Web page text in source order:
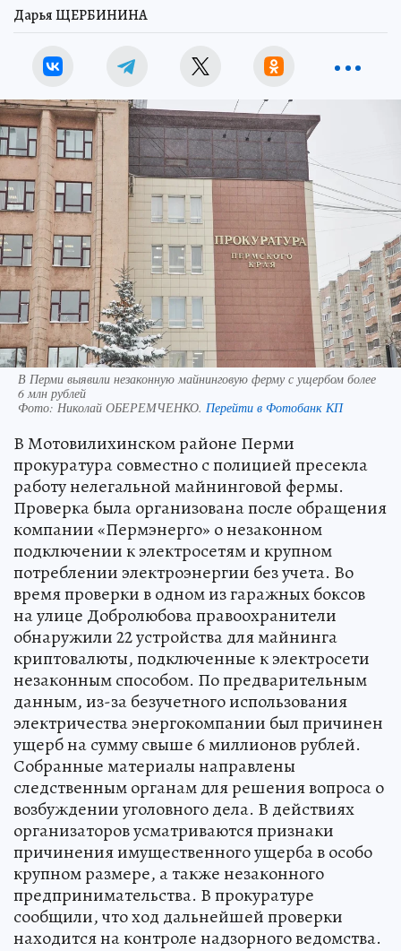
Дарья ЩЕРБИНИНА
В Перми выявили незаконную майнинговую ферму с ущербом более
6 млн рублей
Фото: Николай ОБЕРЕМЧЕНКО. Перейти в Фотобанк КП
В Мотовилихинском районе Перми
прокуратура совместно с полицией пресекла
работу нелегальной майнинговой фермы.
Проверка была организована после обращения
компании «Пермэнерго» о незаконном
подключении к электросетям и крупном
потреблении электроэнергии без учета. Во
время проверки в одном из гаражных боксов
на улице Добролюбова правоохранители
обнаружили 22 устройства для майнинга
криптовалюты, подключенные к электросети
незаконным способом. По предварительным
данным, из-за безучетного использования
электричества энергокомпании был причинен
ущерб на сумму свыше 6 миллионов рублей.
Собранные материалы направлены
следственным органам для решения вопроса о
возбуждении уголовного дела. В действиях
организаторов усматриваются признаки
причинения имущественного ущерба в особо
крупном размере, а также незаконного
предпринимательства. В прокуратуре
сообщили, что ход дальнейшей проверки
находится на контроле надзорного ведомства.